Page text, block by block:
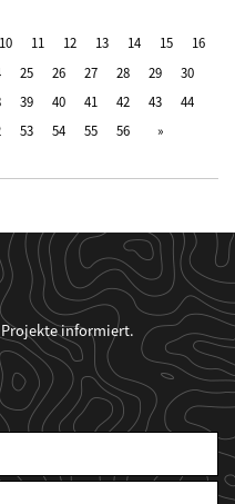
10 11 12 13 14 15
16
25 26 27 28 29
30
39 40 41 42 43
44
53 54 55 56
Projekte informiert.